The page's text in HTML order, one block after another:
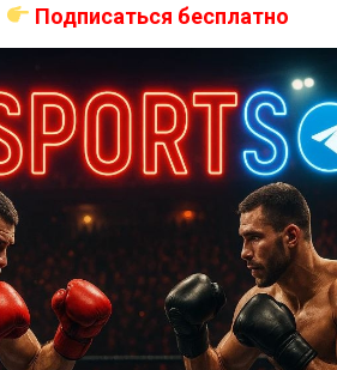
назад Решит Сабитов
Круз — Такея Мизугаки
Подписаться бесплатно